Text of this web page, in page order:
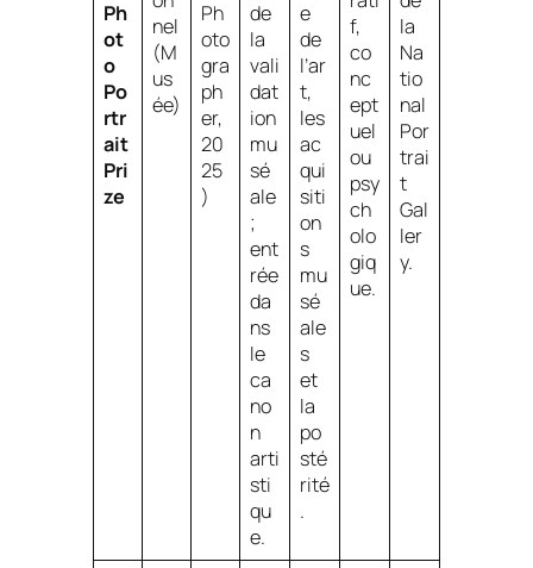
Ph
ot
o
Po
rtr
ait
Pri
ze
nel
(M
us
ée)
Ph
oto
gra
ph
er,
20
25
)
de
la
vali
dat
ion
mu
sé
ale
;
ent
rée
da
ns
le
ca
no
n
arti
sti
qu
e.
e
de
l’ar
t,
les
ac
qui
siti
on
s
mu
sé
ale
s
et
la
po
sté
rité
.
f,
co
nc
ept
uel
ou
psy
ch
olo
giq
ue.
la
Na
tio
nal
Por
trai
t
Gal
ler
y.